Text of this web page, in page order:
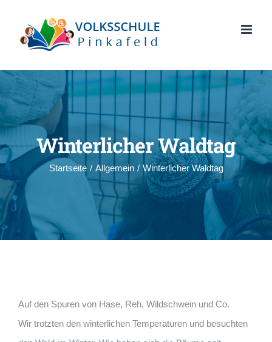
springen
Winterlicher Waldtag
Startseite / Allgemein / Winterlicher Waldtag
Auf den Spuren von Hase, Reh, Wildschwein und Co.
Wir trotzten den winterlichen Temperaturen und besuchten